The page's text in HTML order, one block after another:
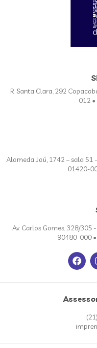
R. Santa Clara, 292
012
Alameda Jaú, 1742 – sala 51
01420-
Av. Carlos Gomes, 328/305
90480-000